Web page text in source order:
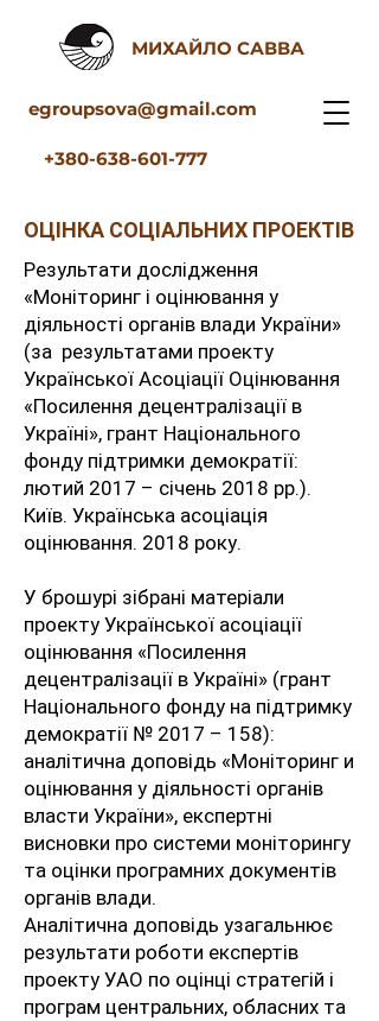
МИХАЙЛО САВВА
egroupsova@gmail.com
+380-638-601-777
ОЦІНКА СОЦІАЛЬНИХ ПРОЕКТІВ
Результати дослідження
«Моніторинг і оцінювання у
діяльності органів влади України»
(за результатами проекту
Української Асоціації Оцінювання
«Посилення децентралізації в
Україні», грант Національного
фонду підтримки демократії:
лютий 2017 – січень 2018 рр.).
Київ. Українська асоціація
оцінювання. 2018 року.
У брошурі зібрані матеріали
проекту Української асоціації
оцінювання «Посилення
децентралізації в Україні» (грант
Національного фонду на підтримку
демократії № 2017 – 158):
аналітична доповідь «Моніторинг и
оцінювання у діяльності органів
власти України», експертні
висновки про системи моніторингу
та оцінки програмних документів
органів влади.
Аналітична доповідь узагальнює
результати роботи експертів
проекту УАО по оцінці стратегій і
програм центральних, обласних та